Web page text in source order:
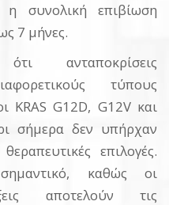
συνολική επιβίωση
7 μήνες.
ανταποκρίσεις
τύπους
KRAS G12D, G12V και
σήμερα δεν υπήρχαν
επιλογές.
καθώς οι
αποτελούν τις